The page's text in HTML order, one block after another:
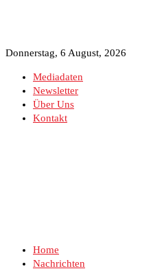
Donnerstag, 6 August, 2026
Mediadaten
Newsletter
Über Uns
Kontakt
Home
Nachrichten